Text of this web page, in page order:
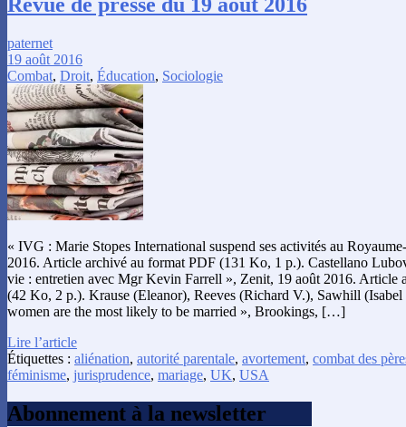
Revue de presse du 19 août 2016
paternet
19 août 2016
Combat, Droit, Éducation, Sociologie
« IVG : Marie Stopes International suspend ses activités au
2016. Article archivé au format PDF (131 Ko, 1 p.). Castellano
vie : entretien avec Mgr Kevin Farrell », Zenit, 19 août 2016. Article
(42 Ko, 2 p.). Krause (Eleanor), Reeves (Richard V.), Sawhill (Isabel
women are the most likely to be married », Brookings, […]
Lire l’article
Étiquettes : aliénation, autorité parentale, avortement, combat des
féminisme, jurisprudence, mariage, UK, USA
Abonnement à la newsletter